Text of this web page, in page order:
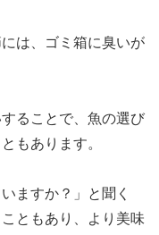
は、ゴミ箱に臭いが
ることで、魚の選び
もあります。
ますか？」と聞く
ともあり、より美味